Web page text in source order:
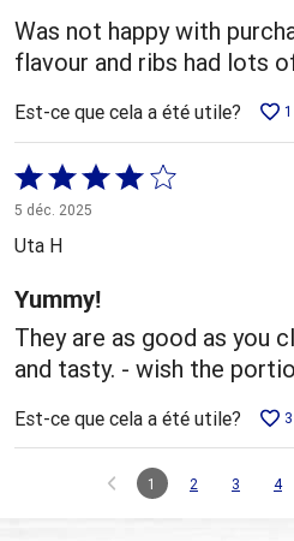
Was not happy with
flavour and ribs had lots
Est-ce que cela a été utile? 1
Coté
4 sur
5
5 déc. 2025
Uta H
Yummy!
They are as good as you
and tasty. - wish the
Est-ce que cela a été utile? 3
1 2 3 4